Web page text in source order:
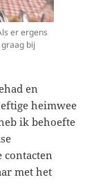
er ergens
bij
en
heimwee
ik behoefte
contacten
met het